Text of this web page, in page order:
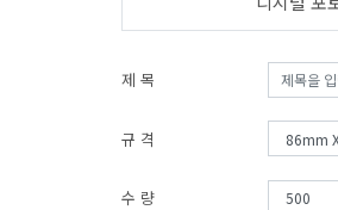
제 목
규 격
수 량